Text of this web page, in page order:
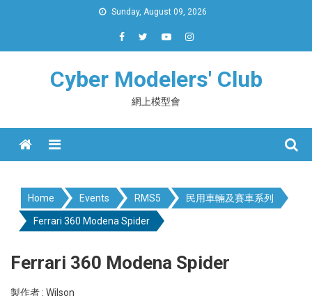
Sunday, August 09, 2026
Cyber Modelers' Club
網上模型會
Menu
Home Events RMS5 民用車輛及賽車系列
Ferrari 360 Modena Spider
Ferrari 360 Modena Spider
製作者 : Wilson